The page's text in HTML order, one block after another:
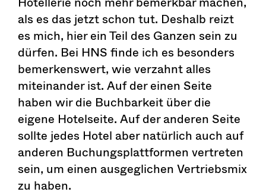
als es das jetzt schon tut. Deshalb reizt
es mich, hier ein Teil des Ganzen sein zu
dürfen. Bei HNS finde ich es besonders
bemerkenswert, wie verzahnt alles
miteinander ist. Auf der einen Seite
haben wir die Buchbarkeit über die
eigene Hotelseite. Auf der anderen Seite
sollte jedes Hotel aber natürlich auch auf
anderen Buchungsplattformen vertreten
sein, um einen ausgeglichen Vertriebsmix
zu haben.